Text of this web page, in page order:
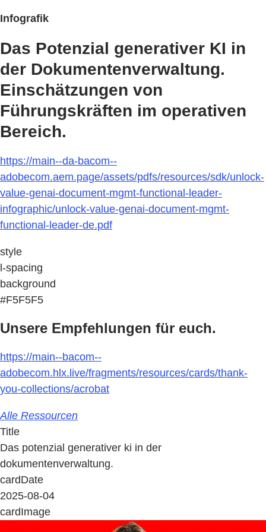
Infografik
Das Potenzial generativer KI in
der Dokumentenverwaltung.
Einschätzungen von
Führungskräften im operativen
Bereich.
https://main--da-bacom--
adobecom.aem.page/assets/pdfs/resources/sdk/unlock-
value-genai-document-mgmt-functional-leader-
infographic/unlock-value-genai-document-mgmt-
functional-leader-de.pdf
style
l-spacing
background
#F5F5F5
Unsere Empfehlungen für euch.
https://main--bacom--
adobecom.hlx.live/fragments/resources/cards/thank-
you-collections/acrobat
Alle Ressourcen
Title
Das potenzial generativer ki in der
dokumentenverwaltung.
cardDate
2025-08-04
cardImage